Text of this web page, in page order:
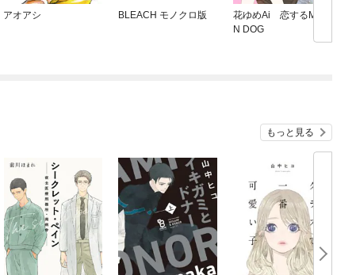
アオアシ BLEACH モノクロ版
花ゆめAi 恋するMOO
N DOG
もっと見る